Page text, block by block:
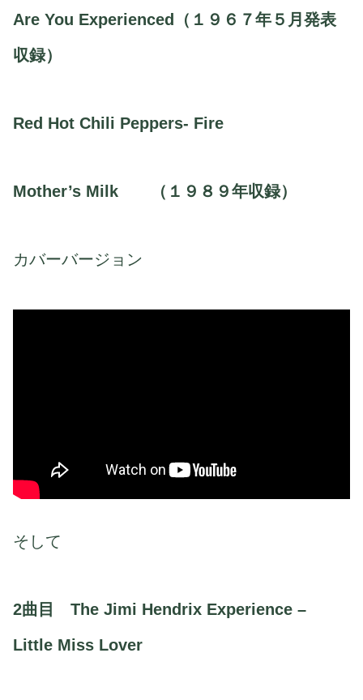
Are You Experienced（１９６７年５月発表
収録）
Red Hot Chili Peppers- Fire
Mother’s Milk （１９８９年収録）
カバーバージョン
そして
2曲目 The Jimi Hendrix Experience –
Little Miss Lover